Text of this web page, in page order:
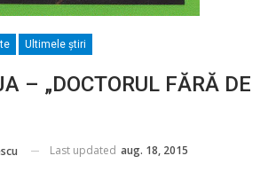
Ultimele ştiri
– „DOCTORUL FĂRĂ DE
Last updated aug. 18, 2015